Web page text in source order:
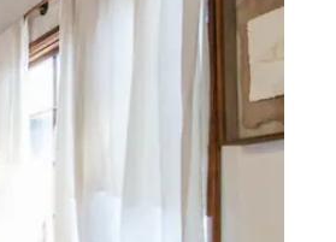
o explora con el tacto o desliza el dedo.